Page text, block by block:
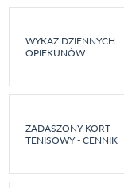
WYKAZ DZIENNYCH
OPIEKUNÓW
ZADASZONY KORT
TENISOWY - CENNIK